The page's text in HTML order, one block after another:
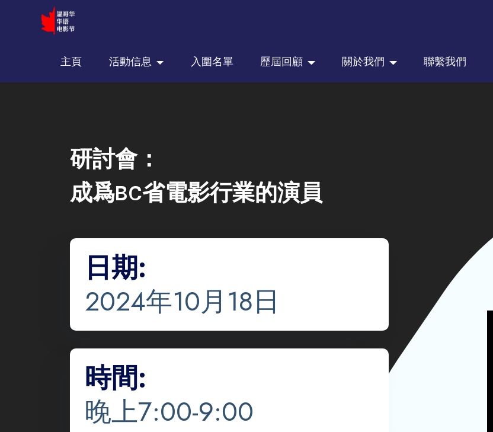
主頁 活動信息 入圍名單 歷屆回顧 關於我們 聯繫我們
研討會：
成爲BC省電影行業的演員
日期:
2024年10月18日
時間:
晚上7:00-9:00